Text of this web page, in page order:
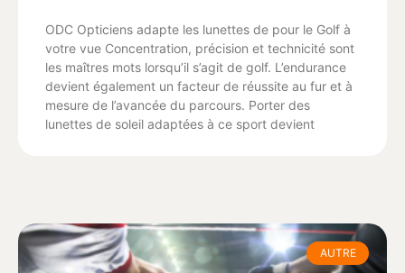
ODC Opticiens adapte les lunettes de pour le Golf à
votre vue Concentration, précision et technicité sont
les maîtres mots lorsqu’il s’agit de golf. L’endurance
devient également un facteur de réussite au fur et à
mesure de l’avancée du parcours. Porter des
lunettes de soleil adaptées à ce sport devient
AUTRE